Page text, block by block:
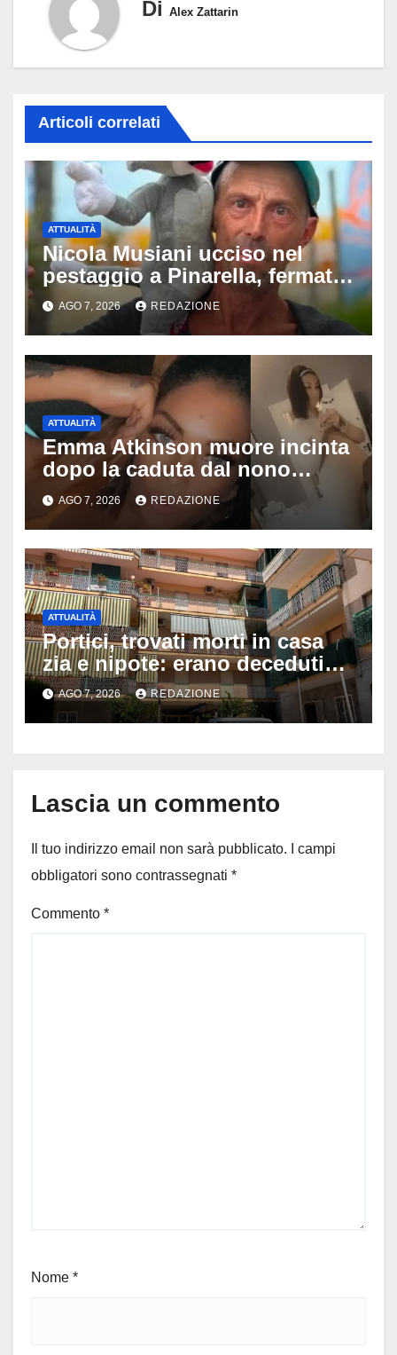
Di Alex Zattarin
Articoli correlati
ATTUALITÀ
Nicola Musiani ucciso nel
pestaggio a Pinarella, fermati
quattro giovani: la svolta
dopo video, intercettazioni e
pedinamenti
AGO 7, 2026 REDAZIONE
ATTUALITÀ
Emma Atkinson muore incinta
dopo la caduta dal nono
piano: la figlia nasce 30 minuti
dopo e sta bene
AGO 7, 2026 REDAZIONE
ATTUALITÀ
Portici, trovati morti in casa
zia e nipote: erano deceduti
da giorni, il caldo tra le ipotesi
al vaglio
AGO 7, 2026 REDAZIONE
Lascia un commento
Il tuo indirizzo email non sarà pubblicato.
I campi
obbligatori sono contrassegnati *
Commento *
Nome *